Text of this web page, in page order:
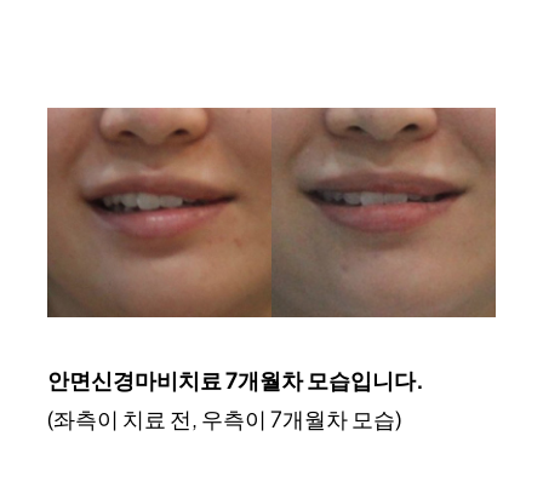
안면신경마비치료 7개월차 모습입니다.
(좌측이 치료 전, 우측이 7개월차 모습)